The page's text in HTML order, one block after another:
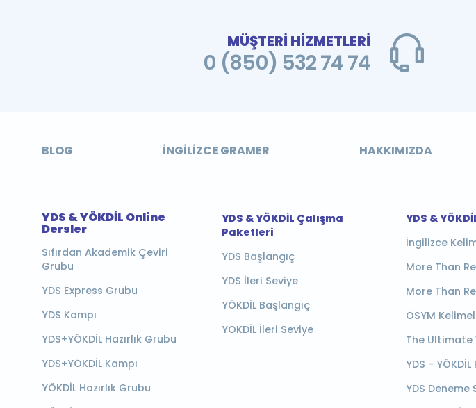
MÜŞTERİ HİZMETLERİ
0 (850) 532 74 74
BLOG İNGILIZCE GRAMER HAKKIMIZDA
YDS & YÖKDİL Online
Dersler
Sıfırdan Akademik Çeviri
Grubu
YDS Express Grubu
YDS Kampı
YDS+YÖKDİL Hazırlık Grubu
YDS+YÖKDİL Kampı
YÖKDİL Hazırlık Grubu
YDS & YÖKDİL Çalışma
Paketleri
YDS Başlangıç
YDS İleri Seviye
YÖKDİL Başlangıç
YÖKDİL İleri Seviye
YDS &
İngilizce
More Than
More Than
ÖSYM
The Ultimate
YDS -
YDS Deneme